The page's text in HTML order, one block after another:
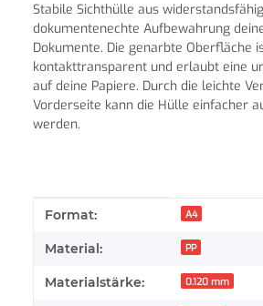
Stabile Sichthülle aus
dokumentenechte Aufbewahrung
Dokumente. Die genarbte Oberfläche
kontakttransparent und erlaubt eine
auf deine Papiere. Durch die leichte
Vorderseite kann die Hülle einfacher
werden.
Produkteigenschaft
Wert
Format: A4
Material: PP
Materialstärke: 0.120 mm